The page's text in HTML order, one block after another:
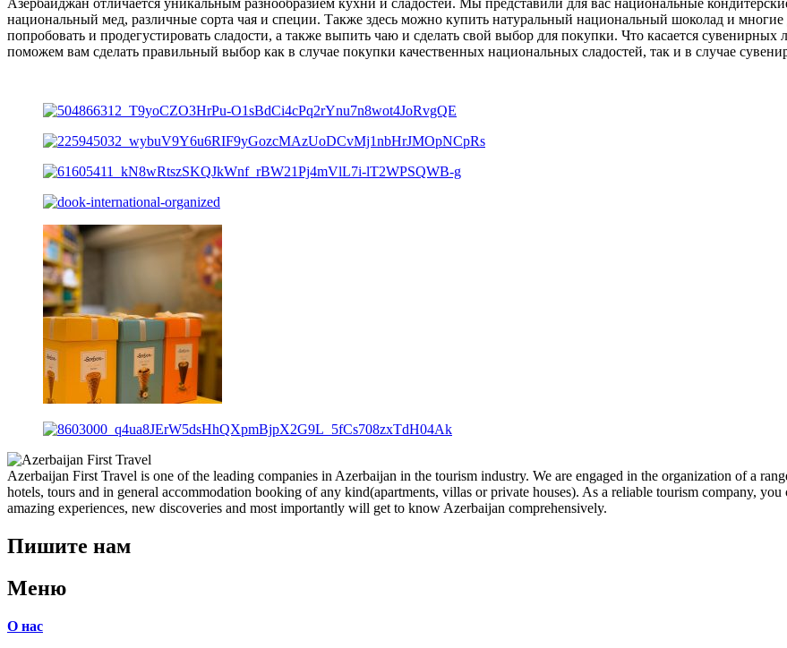
национальный мед, различные сорта чая и специи. Также здесь можно купить натуральный национальный шоколад и
попробовать и продегустировать сладости, а также выпить чаю и сделать свой выбор для покупки. Что касается
поможем вам сделать правильный выбор как в случае покупки качественных национальных сладостей, так и в случае
Azerbaijan First Travel is one of the leading companies in Azerbaijan in the tourism industry. We are engaged in the organization of a
hotels, tours and in general accommodation booking of any kind(apartments, villas or private houses). As a reliable tourism company,
amazing experiences, new discoveries and most importantly will get to know Azerbaijan comprehensively.
Пишите нам
Меню
О нас